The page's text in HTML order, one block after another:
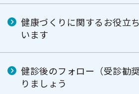
健康づくりに関するお役立
います
健診後のフォロー（受診勧
りましょう